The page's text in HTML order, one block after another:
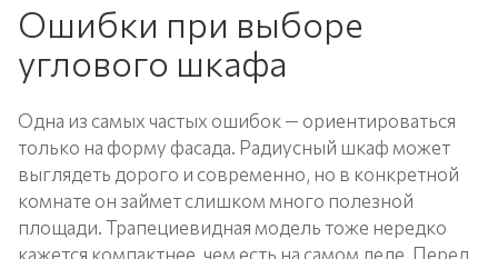
Ошибки при выборе
углового шкафа
Одна из самых частых ошибок — ориентироваться
только на форму фасада. Радиусный шкаф может
выглядеть дорого и современно, но в конкретной
комнате он займет слишком много полезной
площади. Трапециевидная модель тоже нередко
кажется компактнее, чем есть на самом деле. Перед